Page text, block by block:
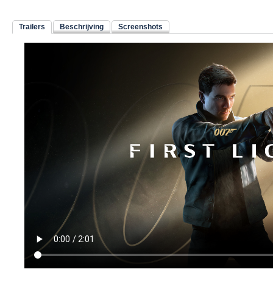
Trailers Beschrijving Screenshots